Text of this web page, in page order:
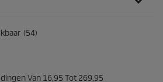
(54)
Van 16,95 Tot 269,95